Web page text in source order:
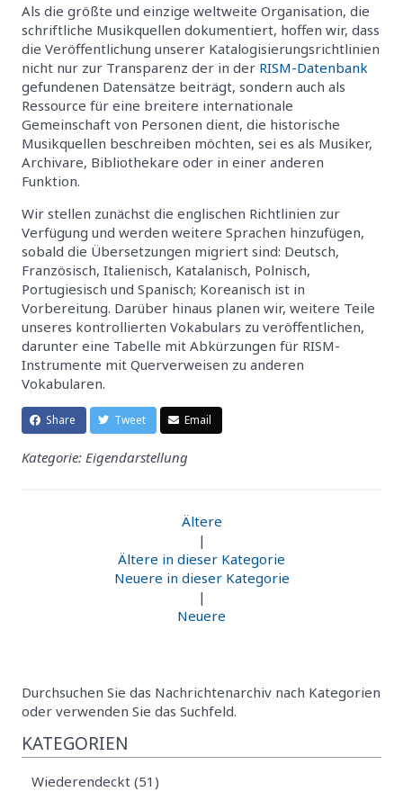
Als die größte und einzige weltweite Organisation, die
schriftliche Musikquellen dokumentiert, hoffen wir, dass
die Veröffentlichung unserer Katalogisierungsrichtlinien
nicht nur zur Transparenz der in der RISM-Datenbank
gefundenen Datensätze beiträgt, sondern auch als
Ressource für eine breitere internationale
Gemeinschaft von Personen dient, die historische
Musikquellen beschreiben möchten, sei es als Musiker,
Archivare, Bibliothekare oder in einer anderen
Funktion.
Wir stellen zunächst die englischen Richtlinien zur
Verfügung und werden weitere Sprachen hinzufügen,
sobald die Übersetzungen migriert sind: Deutsch,
Französisch, Italienisch, Katalanisch, Polnisch,
Portugiesisch und Spanisch; Koreanisch ist in
Vorbereitung. Darüber hinaus planen wir, weitere Teile
unseres kontrollierten Vokabulars zu veröffentlichen,
darunter eine Tabelle mit Abkürzungen für RISM-
Instrumente mit Querverweisen zu anderen
Vokabularen.
Share Tweet Email
Kategorie: Eigendarstellung
Ältere
|
Ältere in dieser Kategorie
Neuere in dieser Kategorie
|
Neuere
Durchsuchen Sie das Nachrichtenarchiv nach Kategorien
oder verwenden Sie das Suchfeld.
KATEGORIEN
Wiederendeckt (51)